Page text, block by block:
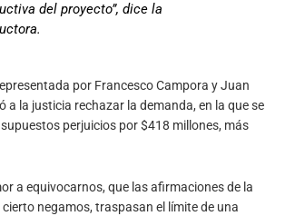
del proyecto”, dice la
por Francesco Campora y Juan
a la justicia rechazar la demanda, en la que se
perjuicios por $418 millones, más
a equivocarnos, que las afirmaciones de la
negamos, traspasan el límite de una